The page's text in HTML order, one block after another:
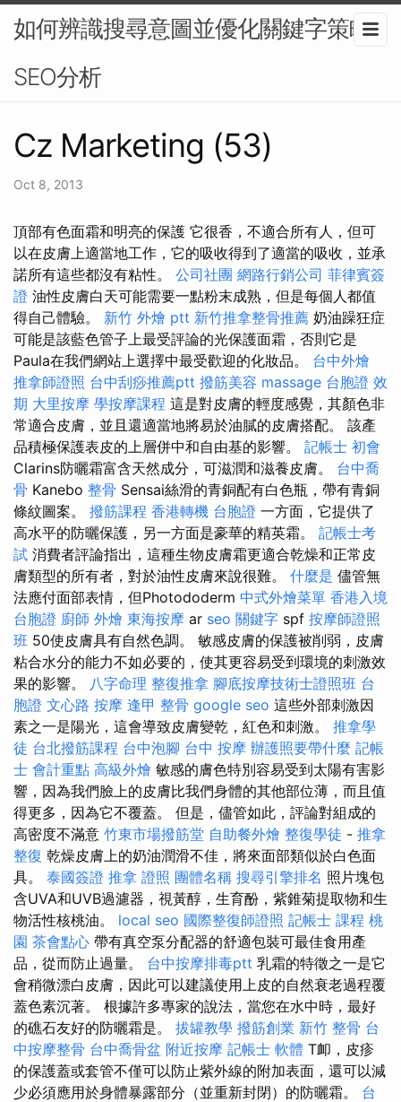
如何辨識搜尋意圖並優化關鍵字策略-
SEO分析
Cz Marketing (53)
Oct 8, 2013
頂部有色面霜和明亮的保護 它很香，不適合所有人，但可
以在皮膚上適當地工作，它的吸收得到了適當的吸收，並承
諾所有這些都沒有粘性。 公司社團 網路行銷公司 菲律賓簽
證 油性皮膚白天可能需要一點粉末成熟，但是每個人都值
得自己體驗。 新竹 外燴 ptt 新竹推拿整骨推薦 奶油躁狂症
可能是該藍色管子上最受評論的光保護面霜，否則它是
Paula在我們網站上選擇中最受歡迎的化妝品。 台中外燴
推拿師證照 台中刮痧推薦ptt 撥筋美容 massage 台胞證 效
期 大里按摩 學按摩課程 這是對皮膚的輕度感覺，其顏色非
常適合皮膚，並且還適當地將易於油膩的皮膚搭配。 該產
品積極保護表皮的上層併中和自由基的影響。 記帳士 初會
Clarins防曬霜富含天然成分，可滋潤和滋養皮膚。 台中喬
骨 Kanebo 整骨 Sensai絲滑的青銅配有白色瓶，帶有青銅
條紋圖案。 撥筋課程 香港轉機 台胞證 一方面，它提供了
高水平的防曬保護，另一方面是豪華的精英霜。 記帳士考
試 消費者評論指出，這種生物皮膚霜更適合乾燥和正常皮
膚類型的所有者，對於油性皮膚來說很難。 什麼是 儘管無
法應付面部表情，但Photododerm 中式外燴菜單 香港入境
台胞證 廚師 外燴 東海按摩 ar seo 關鍵字 spf 按摩師證照
班 50使皮膚具有自然色調。 敏感皮膚的保護被削弱，皮膚
粘合水分的能力不如必要的，使其更容易受到環境的刺激效
果的影響。 八字命理 整復推拿 腳底按摩技術士證照班 台
胞證 文心路 按摩 逢甲 整骨 google seo 這些外部刺激因
素之一是陽光，這會導致皮膚變乾，紅色和刺激。 推拿學
徒 台北撥筋課程 台中泡腳 台中 按摩 辦護照要帶什麼 記帳
士 會計重點 高級外燴 敏感的膚色特別容易受到太陽有害影
響，因為我們臉上的皮膚比我們身體的其他部位薄，而且值
得更多，因為它不覆蓋。 但是，儘管如此，評論對組成的
高密度不滿意 竹東市場撥筋堂 自助餐外燴 整復學徒 - 推拿
整復 乾燥皮膚上的奶油潤滑不佳，將來面部類似於白色面
具。 泰國簽證 推拿 證照 團體名稱 搜尋引擎排名 照片塊包
含UVA和UVB過濾器，視黃醇，生育酚，紫錐菊提取物和生
物活性核桃油。 local seo 國際整復師證照 記帳士 課程 桃
園 茶會點心 帶有真空泵分配器的舒適包裝可最佳食用產
品，從而防止過量。 台中按摩排毒ptt 乳霜的特徵之一是它
會稍微漂白皮膚，因此可以建議使用上皮的自然衰老過程覆
蓋色素沉著。 根據許多專家的說法，當您在水中時，最好
的礁石友好的防曬霜是。 拔罐教學 撥筋創業 新竹 整骨 台
中按摩整骨 台中喬骨盆 附近按摩 記帳士 軟體 T卹，皮疹
的保護蓋或套管不僅可以防止紫外線的附加表面，還可以減
少必須應用於身體暴露部分（並重新封閉）的防曬霜。 台